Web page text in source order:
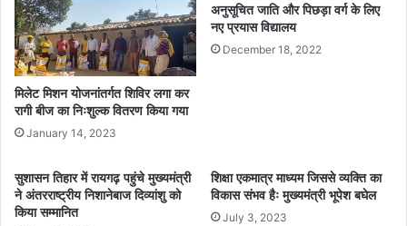
मिलेट मिशन योजनांतर्गत शिविर लगा कर
रागी बीज का निःशुल्क वितरण किया गया
January 14, 2023
अनुसूचित जाति और पिछड़ा वर्ग के लिए
नए प्रयास विद्यालय
December 18, 2022
सुशासन तिहार में रायगढ़ पहुंचे मुख्यमंत्री
ने अंतरराष्ट्रीय निशानेबाज दिव्यांशु को
किया सम्मानित
शिक्षा एकमात्र माध्यम जिससे व्यक्ति का
विकास संभव हैः मुख्यमंत्री भूपेश बघेल
July 3, 2023